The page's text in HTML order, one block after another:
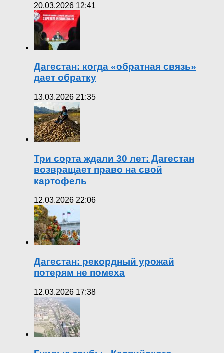
20.03.2026 12:41
Дагестан: когда «обратная связь»
дает обратку
13.03.2026 21:35
Три сорта ждали 30 лет: Дагестан
возвращает право на свой
картофель
12.03.2026 22:06
Дагестан: рекордный урожай
потерям не помеха
12.03.2026 17:38